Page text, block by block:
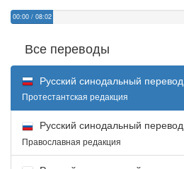
00:00 / 08:02
Все переводы
Русский синодальный перевод
Протестантская редакция
Русский синодальный перевод
Православная редакция